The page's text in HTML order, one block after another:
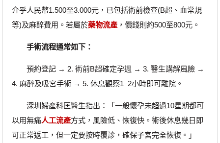
介乎人民幣1.500至3.000元，已包括術前檢查(B超、血常規
等)及麻醉費用。若屬於藥物流產，價錢則約500至800元。
手術流程通常如下：
預約登記 → 2. 術前B超確定孕週 → 3. 醫生講解風險 →
4. 麻醉及吸宮手術 → 5. 休息觀察1–2小時即可離院。
深圳婦產科匡醫生指出：「一般懷孕未超過10星期都可
以用無痛人工流產方式，風險低、恢復快。術後休息幾日即
可正常返工，但一定要按時覆診，確保子宮完全恢復。」